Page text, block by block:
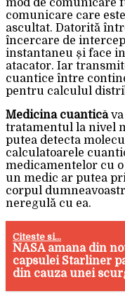
mod de comunicare
comunicare care
ascultat. Datorită
încercare de
instantaneu și face
atacator. Iar
cuantice între
pentru calculul
Medicina cuanticăva
tratamentul la nivel
putea detecta
calculatoarele
medicamentelor cu
un medic ar putea
corpul
neregulă cu ea.
Citeste si...
NASA amana din
capsulei Starliner
din cauza unei